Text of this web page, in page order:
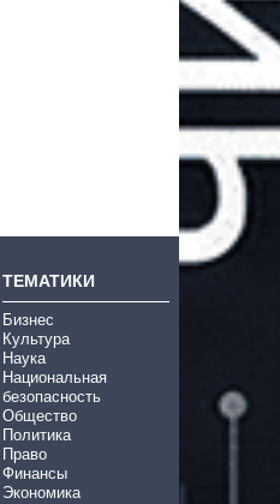
ТЕМАТИКИ
Бизнес
Культура
Наука
Национальная
безопасность
Общество
Политика
Право
Финансы
Экономика